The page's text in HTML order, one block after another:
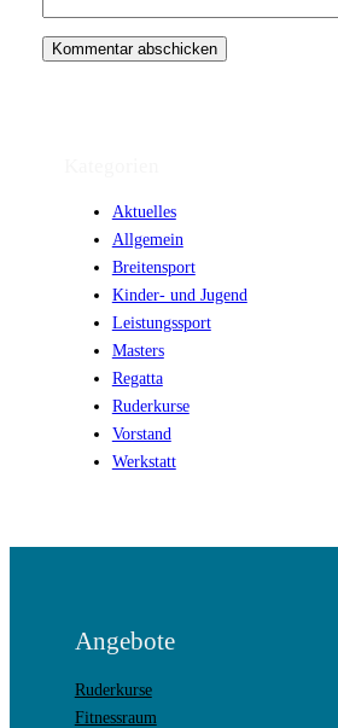
Aktuelles
Allgemein
Breitensport
Kinder- und Jugend
Leistungssport
Masters
Regatta
Ruderkurse
Vorstand
Werkstatt
Angebote
Ruderkurse
Fitnessraum